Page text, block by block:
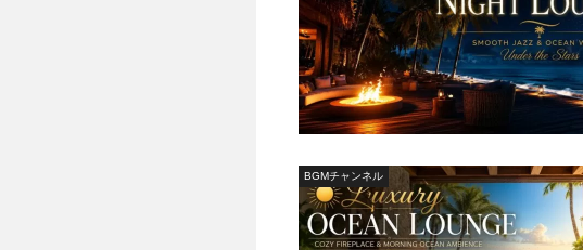
BGMチャンネル